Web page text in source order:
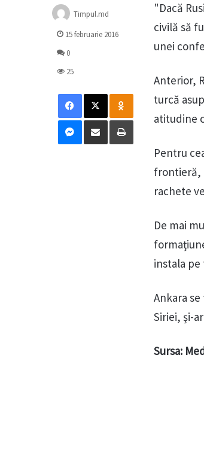
"Dacă
civilă să
unei
Anterior,
turcă
atitudine
Pentru
frontieră,
rachete
De mai
instala
Ankara
Siriei, şi-
Sursa:
Timpul.md
15 februarie 2016
0
25
Facebook
X Odnoklassniki
Messenger
Distribuie prin mail Tipărește